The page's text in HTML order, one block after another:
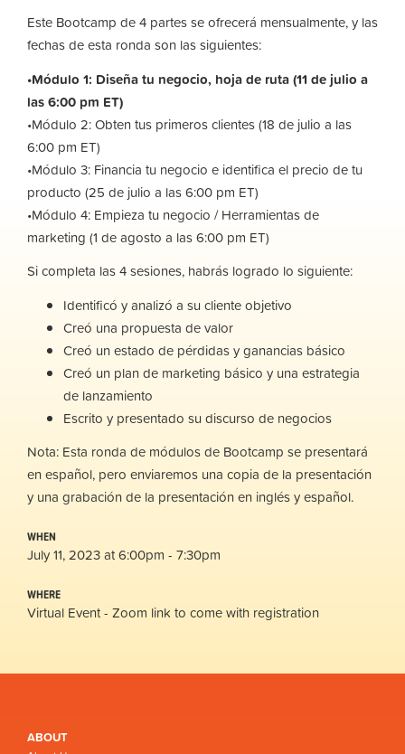
Este Bootcamp de 4 partes se ofrecerá mensualmente, y las
fechas de esta ronda son las siguientes:
•Módulo 1: Diseña tu negocio, hoja de ruta (11 de julio a
las 6:00 pm ET)
•Módulo 2: Obten tus primeros clientes (18 de julio a las
6:00 pm ET)
•Módulo 3: Financia tu negocio e identifica el precio de tu
producto (25 de julio a las 6:00 pm ET)
•Módulo 4: Empieza tu negocio / Herramientas de
marketing (1 de agosto a las 6:00 pm ET)
Si completa las 4 sesiones, habrás logrado lo siguiente:
Identificó y analizó a su cliente objetivo
Creó una propuesta de valor
Creó un estado de pérdidas y ganancias básico
Creó un plan de marketing básico y una estrategia
de lanzamiento
Escrito y presentado su discurso de negocios
Nota: Esta ronda de módulos de Bootcamp se presentará
en español, pero enviaremos una copia de la presentación
y una grabación de la presentación en inglés y español.
WHEN
July 11, 2023 at 6:00pm - 7:30pm
WHERE
Virtual Event - Zoom link to come with registration
ABOUT